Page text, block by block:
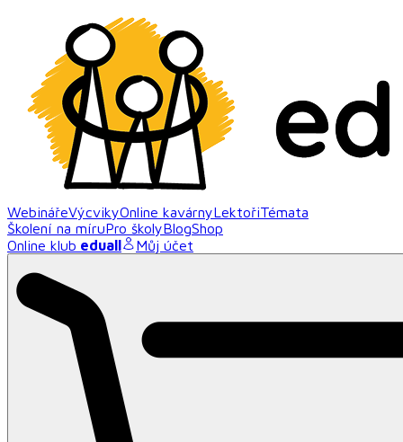
WebinářeVýcvikyOnline kavárnyLektořiTémata
Školení na míruPro školyBlogShop
Online klub eduall Můj účet